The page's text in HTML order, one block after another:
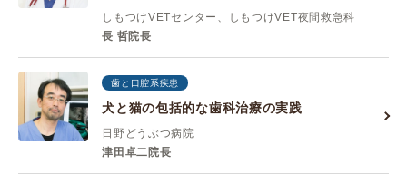
しもつけVETセンター、しもつけVET夜間救急科
長 哲院長
歯と口腔系疾患
犬と猫の包括的な歯科治療の実践
日野どうぶつ病院
津田卓二院長